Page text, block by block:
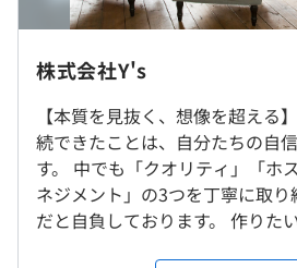
④社員がムリなく仕事に向き合え
▶︎年間休日125日以上
▶︎リモートワーク率7割以上
▶︎有給取得率72％
【開発実績】
す。
※リモートワークを推奨していま
です。ただし、教育が必要なメン
場合があります。
※転勤はありません。
（※想定年収は年収提示額を保証する
〈本社〉10：00～19：00（実働8
株式会社Y's
【本質を見抜く、想像を超える】 長い間、会社を存
続できたことは、自分たちの自
す。 中でも「クオリティ」「ホ
ネジメント」の3つを丁寧に取
だと自負しております。 作りた